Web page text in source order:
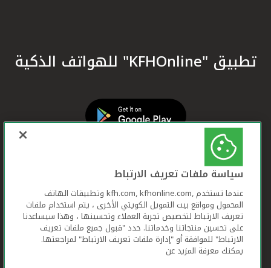
تطبيق "KFHOnline" للهواتف الذكية
سياسة ملفات تعريف الارتباط
عندما تستخدم ,kfh.com, kfhonline.com وتطبيقات الهاتف
المحمول ومواقع بيت التمويل الكويتي الأخرى ، يتم استخدام ملفات
تعريف الارتباط لتخصيص تجربة العملاء وتحسينها ، وهذا سيساعدنا
على تحسين منتجاتنا وخدماتنا. حدد "قبول جميع ملفات تعريف
الارتباط" للموافقة أو "إدارة ملفات تعريف الارتباط" لمراجعتها.
يمكنك معرفة المزيد عن